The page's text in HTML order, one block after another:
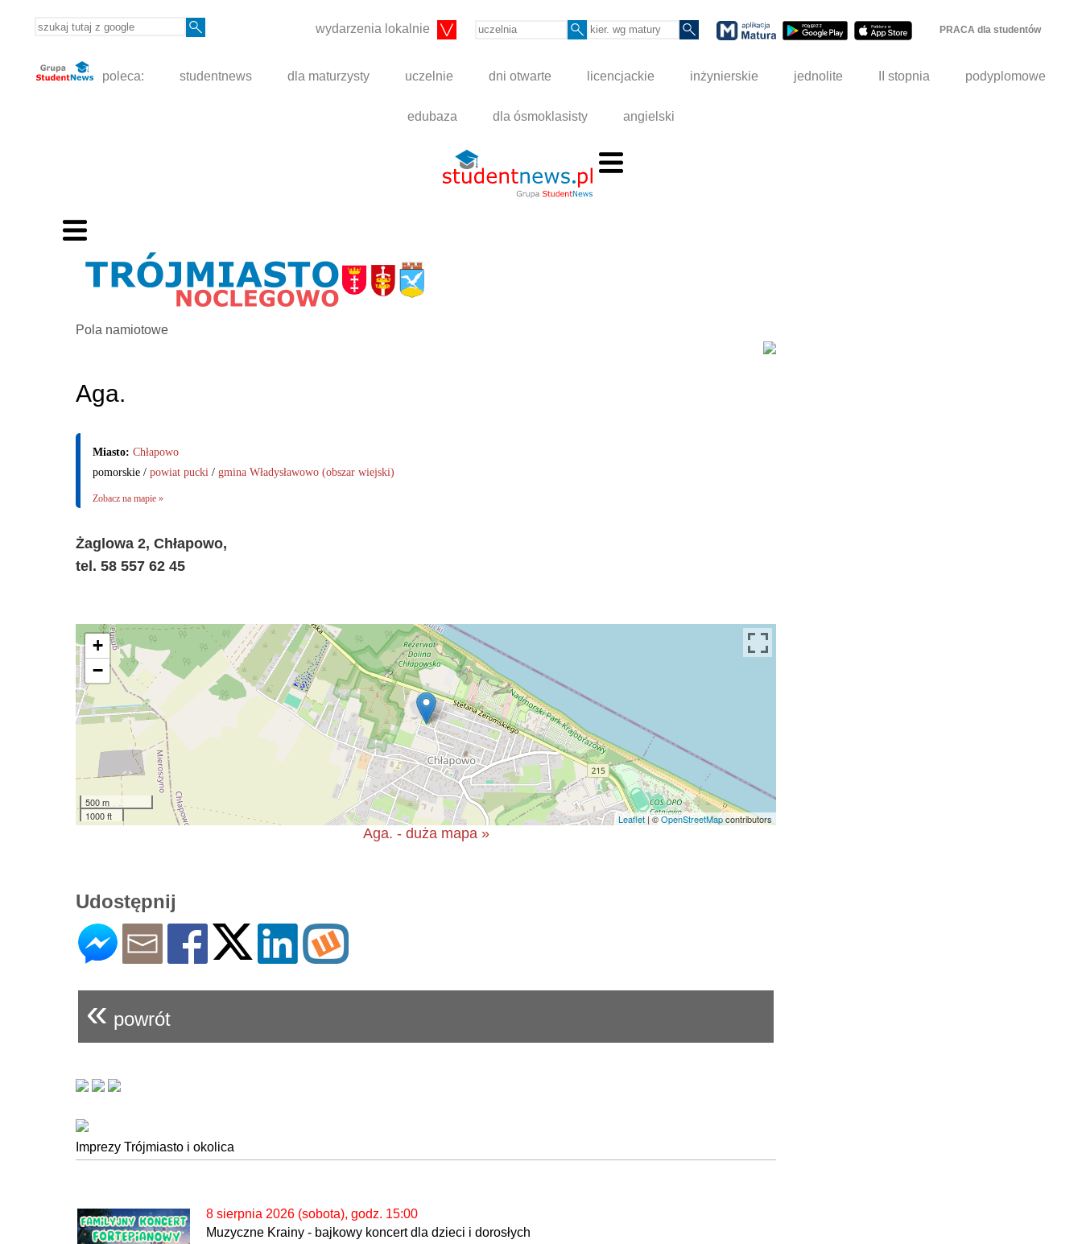
wydarzenia lokalnie PRACA dla studentów
poleca: studentnews dla maturzysty uczelnie dni otwarte licencjackie inżynierskie jednolite II stopnia podyplomowe
edubaza dla ósmoklasisty angielski
Pola namiotowe
Aga.
Miasto: Chłapowo
pomorskie / powiat pucki / gmina Władysławowo (obszar wiejski)
Zobacz na mapie »
Żaglowa 2, Chłapowo,
tel. 58 557 62 45
+
−
500 m
1000 ft
Leaflet| ©OpenStreetMapcontributors
Aga. - duża mapa »
Udostępnij
« powrót
Imprezy Trójmiasto i okolica
8 sierpnia 2026 (sobota), godz. 15:00
Muzyczne Krainy - bajkowy koncert dla dzieci i dorosłych